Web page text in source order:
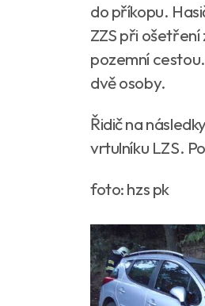
do příkopu.
ZZS při
pozemní
dvě osoby.
Řidič na
vrtulníku LZS.
foto: hzs pk